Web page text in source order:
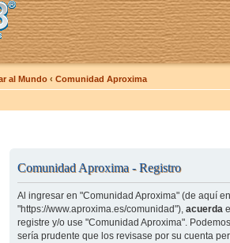
al Mundo ‹ Comunidad Aproxima
Comunidad Aproxima - Registro
Al ingresar en "Comunidad Aproxima" (de aquí
"https://www.aproxima.es/comunidad"), acuerda
registre y/o use "Comunidad Aproxima".
sería prudente que los revisase por su cuenta